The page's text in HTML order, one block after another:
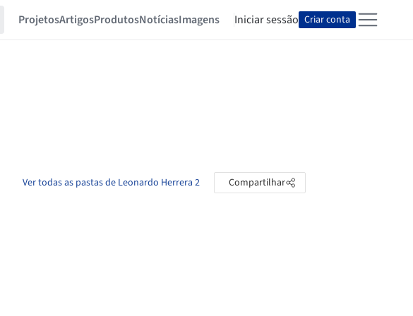
ProjetosArtigosProdutosNotíciasImagens Iniciar sessão Criar conta
Ver todas as pastas de Leonardo Herrera 2 Compartilhar